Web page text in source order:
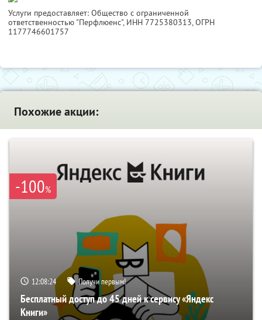
Услуги предоставляет: Общество с ограниченной
ответственностью "Перфлюенс", ИНН 7725380313, ОГРН
1177746601757
Похожие акции:
-100%
12:08:24 Получи первым!
Бесплатный доступ до 45 дней к сервису «Яндекс
Книги»